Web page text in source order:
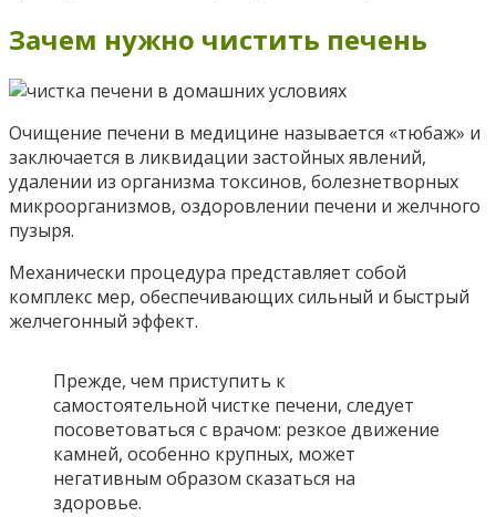
Зачем нужно чистить печень
Очищение печени в медицине называется «тюбаж» и
заключается в ликвидации застойных явлений,
удалении из организма токсинов, болезнетворных
микроорганизмов, оздоровлении печени и желчного
пузыря.
Механически процедура представляет собой
комплекс мер, обеспечивающих сильный и быстрый
желчегонный эффект.
Прежде, чем приступить к
самостоятельной чистке печени, следует
посоветоваться с врачом: резкое движение
камней, особенно крупных, может
негативным образом сказаться на
здоровье.